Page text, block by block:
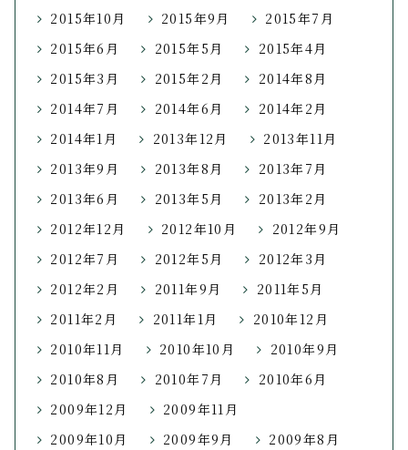
2015年10月
2015年9月
2015年7月
2015年6月
2015年5月
2015年4月
2015年3月
2015年2月
2014年8月
2014年7月
2014年6月
2014年2月
2014年1月
2013年12月
2013年11月
2013年9月
2013年8月
2013年7月
2013年6月
2013年5月
2013年2月
2012年12月
2012年10月
2012年9月
2012年7月
2012年5月
2012年3月
2012年2月
2011年9月
2011年5月
2011年2月
2011年1月
2010年12月
2010年11月
2010年10月
2010年9月
2010年8月
2010年7月
2010年6月
2009年12月
2009年11月
2009年10月
2009年9月
2009年8月